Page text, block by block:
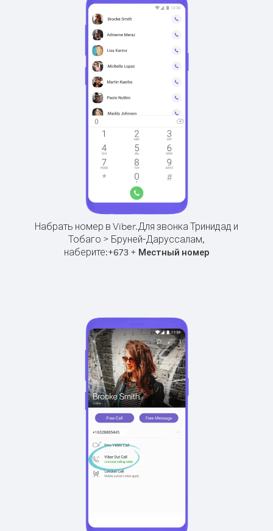
Набрать номер в Viber.Для звонка Тринидад и
Тобаго > Бруней-Даруссалам,
наберите:+673+ Местный номер